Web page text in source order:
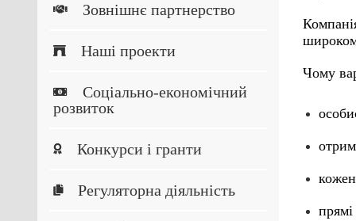
Зовнішнє партнерство
Наші проекти
Соціально-економічний
розвиток
Конкурси і гранти
Регуляторна діяльність
Чому